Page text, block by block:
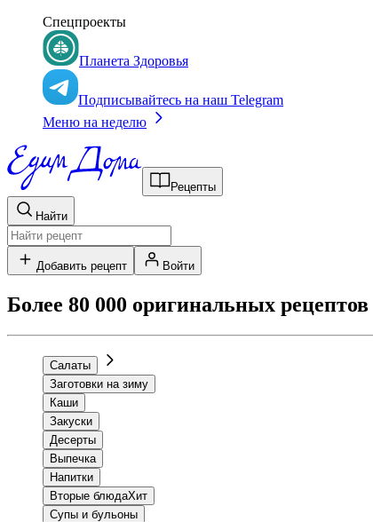
Спецпроекты
Планета Здоровья
Подписывайтесь на наш Telegram
Меню на неделю
Рецепты
Найти
Добавить рецепт Войти
Более 80 000 оригинальных рецептов
Салаты
Заготовки на зиму
Каши
Закуски
Десерты
Выпечка
Напитки
Вторые блюдаХит
Супы и бульоны